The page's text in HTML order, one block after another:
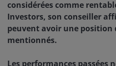
considérées comme
Investors, son conseiller
peuvent avoir une position
mentionnés.
Les performances passées